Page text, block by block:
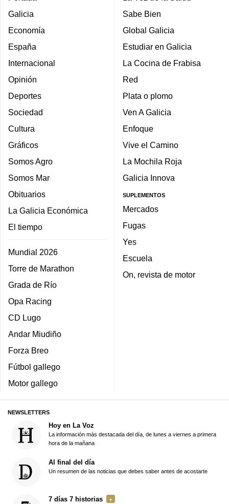
Galicia
Economía
España
Internacional
Opinión
Deportes
Sociedad
Cultura
Gráficos
Somos Agro
Somos Mar
Obituarios
La Galicia Económica
El tiempo
Mundial 2026
Torre de Marathon
Grada de Río
Opa Racing
CD Lugo
Andar Miudiño
Forza Breo
Fútbol gallego
Motor gallego
Sabe Bien
Global Galicia
Estudiar en Galicia
La Cocina de Frabisa
Red
Plata o plomo
Ven A Galicia
Enfoque
Vive el Camino
La Mochila Roja
Galicia Innova
SUPLEMENTOS
Mercados
Fugas
Yes
Escuela
On, revista de motor
NEWSLETTERS
Hoy en La Voz
La información más destacada del día, de lunes a viernes a primera
hora de la mañana
Al final del día
Un resumen de las noticias que debes saber antes de acostarte
7 días 7 historias